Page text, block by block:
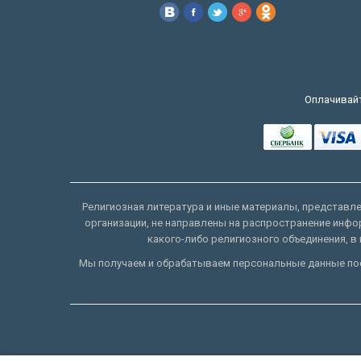
Религиозная литература и иные материалы,
организации, не направлены на распространение
какого-либо религиозного объединения,
Мы получаем и обрабатываем персональные данные